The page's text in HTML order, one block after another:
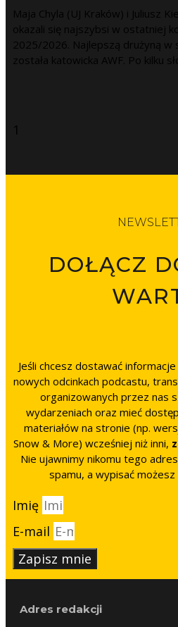
Maja Chyla (UJ Kraków) i Juliusz
okazali się najszybsi w ostatniej
2025/2026. Najlepszą drużyną w
została katowicka AWF. Po kilku
DOŁĄCZ
Jeśli chcesz dostawać
nowych odcinkach podcastu,
organizowanych przez nas
wydarzeniach oraz mieć
materiałów na stronie (np.
Snow & More) wcześniej niż inni,
Nie ujawnimy nikomu tego
spamu, a wypisać możesz
Imię
E-mail
Zapisz mnie
Adres redakcji